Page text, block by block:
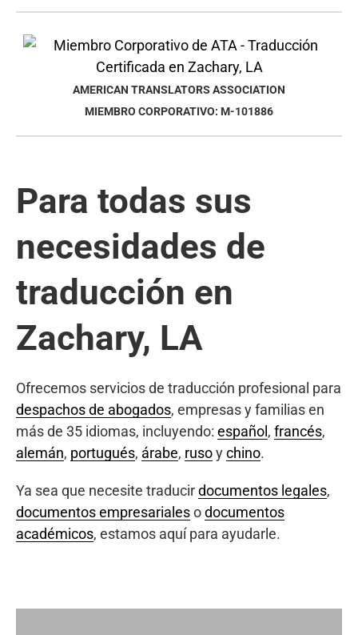
AMERICAN TRANSLATORS ASSOCIATION
MIEMBRO CORPORATIVO: M-101886
Para todas sus
necesidades de
traducción en
Zachary, LA
Ofrecemos servicios de traducción profesional para
despachos de abogados, empresas y familias en
más de 35 idiomas, incluyendo: español , francés,
alemán, portugués, árabe, rusoychino.
Ya sea que necesite traducirdocumentos legales,
documentos empresarialesodocumentos
académicos, estamos aquí para ayudarle.